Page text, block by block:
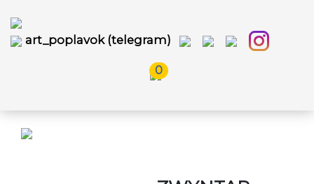
art_poplavok (telegram)
0